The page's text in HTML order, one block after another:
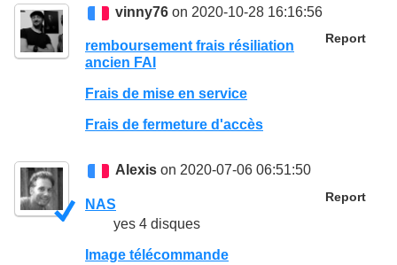
vinny76 on 2020-10-28 16:16:56
Report
remboursement frais résiliation
ancien FAI
Frais de mise en service
Frais de fermeture d'accès
Alexis on 2020-07-06 06:51:50
Report
NAS
yes 4 disques
Image télécommande